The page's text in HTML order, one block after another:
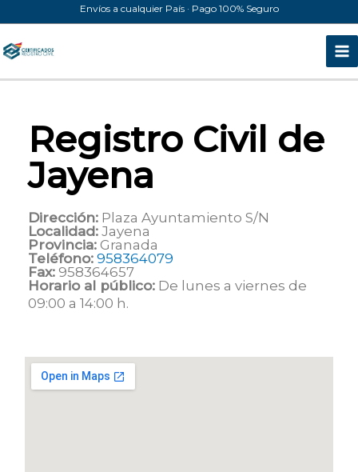
al
contenido
Envíos a cualquier País · Pago 100% Seguro
Registro Civil de
Jayena
Dirección: Plaza Ayuntamiento S/N
Localidad: Jayena
Provincia: Granada
Teléfono: 958364079
Fax: 958364657
Horario al público: De lunes a viernes de
09:00 a 14:00 h.